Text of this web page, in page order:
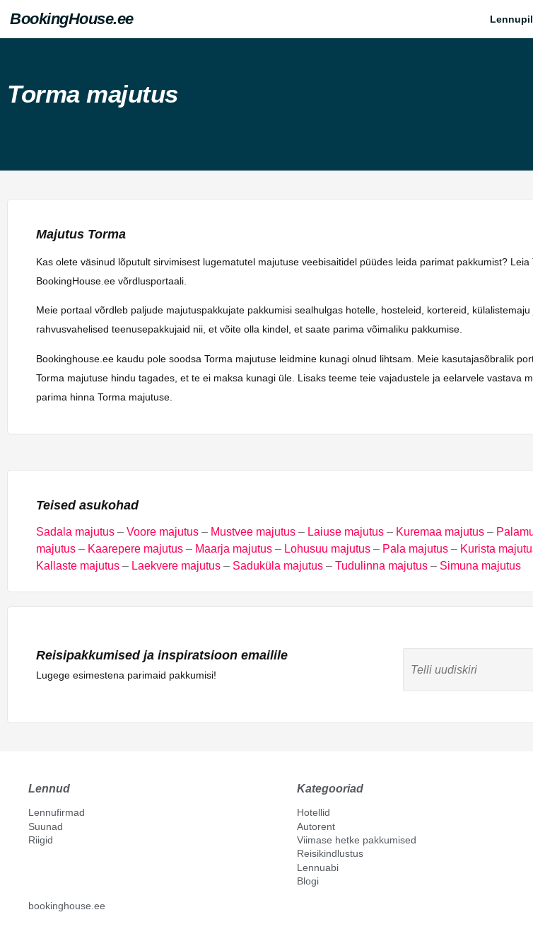
BookingHouse.ee
Torma majutus
Majutus Torma
Kas olete väsinud lõputult sirvimisest lugematutel majutuse veebisaitidel püüdes leida parimat pakkumist?
BookingHouse.ee võrdlusportaali.
Meie portaal võrdleb paljude majutuspakkujate pakkumisi sealhulgas hotelle, hosteleid, kortereid,
rahvusvahelised teenusepakkujaid nii, et võite olla kindel, et saate parima võimaliku pakkumise.
Bookinghouse.ee kaudu pole soodsa Torma majutuse leidmine kunagi olnud lihtsam. Meie kasutajasõbralik
Torma majutuse hindu tagades, et te ei maksa kunagi üle. Lisaks teeme teie vajadustele ja eelarvele vastava
parima hinna Torma majutuse.
Teised asukohad
Sadala majutus – Voore majutus – Mustvee majutus – Laiuse majutus – Kuremaa majutus –
majutus – Kaarepere majutus – Maarja majutus – Lohusuu majutus – Pala majutus – Kurista
Kallaste majutus – Laekvere majutus – Saduküla majutus – Tudulinna majutus – Simuna majutus
Reisipakkumised ja inspiratsioon emailile
Lugege esimestena parimaid pakkumisi!
Lennud
Lennufirmad
Suunad
Riigid
Kategooriad
Hotellid
Autorent
Viimase hetke pakkumised
Reisikindlustus
Lennuabi
Blogi
bookinghouse.ee